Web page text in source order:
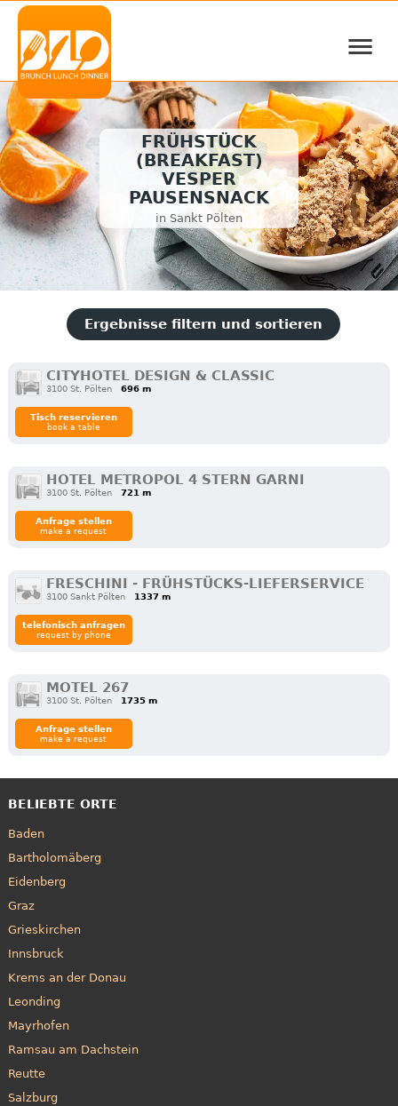
≡
FRÜHSTÜCK
(BREAKFAST)
VESPER
PAUSENSNACK
in Sankt Pölten
Ergebnisse filtern und sortieren
CITYHOTEL DESIGN & CLASSIC
3100 St. Pölten 696 m
Tisch reservieren
book a table
HOTEL METROPOL 4 STERN GARNI
3100 St. Pölten 721 m
Anfrage stellen
make a request
FRESCHINI - FRÜHSTÜCKS-LIEFERSERVICE
3100 Sankt Pölten 1337 m
telefonisch anfragen
request by phone
MOTEL 267
3100 St. Pölten 1735 m
Anfrage stellen
make a request
BELIEBTE ORTE
Baden
Bartholomäberg
Eidenberg
Graz
Grieskirchen
Innsbruck
Krems an der Donau
Leonding
Mayrhofen
Ramsau am Dachstein
Reutte
Salzburg